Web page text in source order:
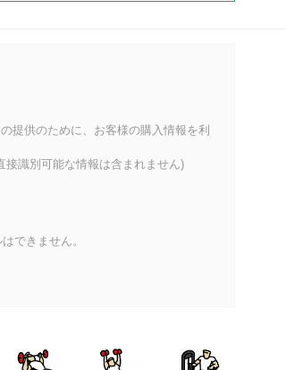
提供のために、お客様の購入情報を利
識別可能な情報は含まれません)
できません。